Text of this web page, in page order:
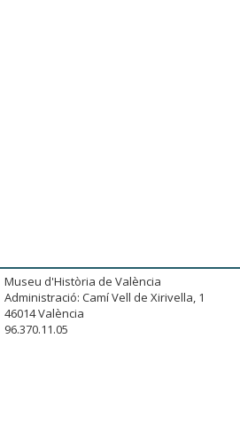
Museu d'Història de València
Administració: Camí Vell de Xirivella, 1
46014 València
96.370.11.05